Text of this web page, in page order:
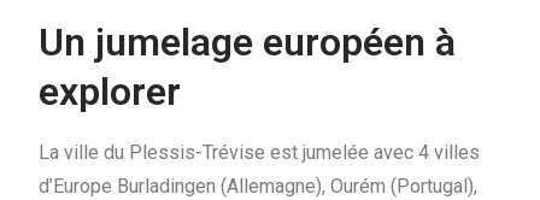
Un jumelage européen à
explorer
La ville du Plessis-Trévise est jumelée avec 4 villes
d’Europe Burladingen (Allemagne), Ourém (Portugal),